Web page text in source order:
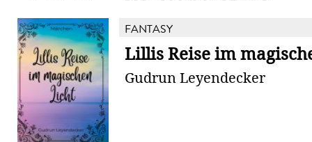
FANTASY
Lillis Reise im
Gudrun Leyendecker